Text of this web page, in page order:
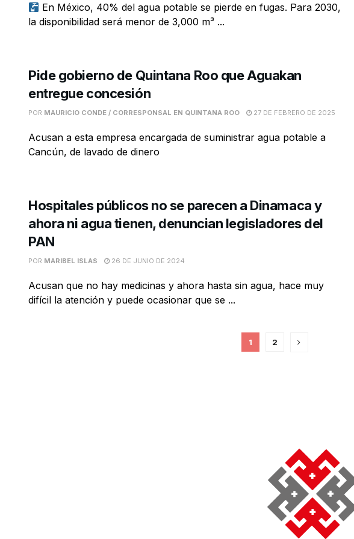
En México, 40% del agua potable se pierde en fugas. Para 2030,
la disponibilidad será menor de 3,000 m³ ...
Pide gobierno de Quintana Roo que Aguakan
entregue concesión
POR MAURICIO CONDE / CORRESPONSAL EN QUINTANA ROO 27 DE FEBRERO DE 2025
Acusan a esta empresa encargada de suministrar agua potable a
Cancún, de lavado de dinero
Hospitales públicos no se parecen a Dinamaca y
ahora ni agua tienen, denuncian legisladores del
PAN
POR MARIBEL ISLAS 26 DE JUNIO DE 2024
Acusan que no hay medicinas y ahora hasta sin agua, hace muy
difícil la atención y puede ocasionar que se ...
1 2